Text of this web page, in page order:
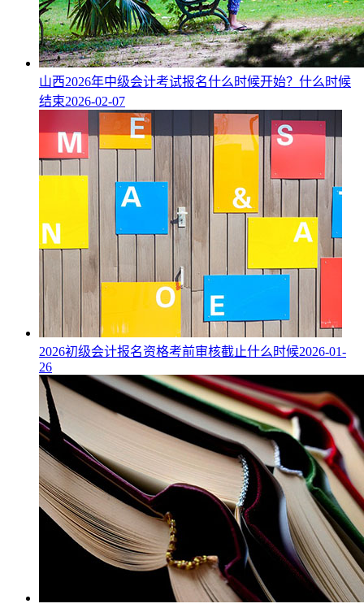
山西2026年中级会计考试报名什么时候开始？什么时候
结束2026-02-07
2026初级会计报名资格考前审核截止什么时候2026-01-
26